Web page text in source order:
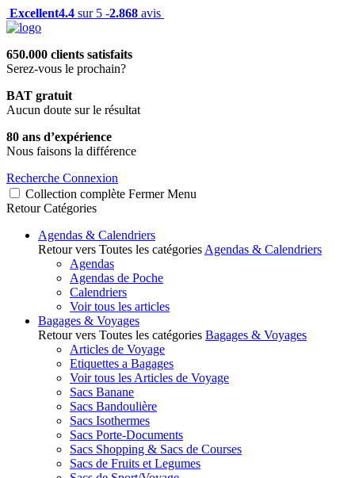
Excellent4.4 sur 5 -2.868 avis
650.000 clients satisfaits
Serez-vous le prochain?
BAT gratuit
Aucun doute sur le résultat
80 ans d’expérience
Nous faisons la différence
Recherche Connexion
Collection complète Fermer Menu
Retour Catégories
Agendas & Calendriers
Retour vers Toutes les catégories Agendas & Calendriers
Agendas
Agendas de Poche
Calendriers
Voir tous les articles
Bagages & Voyages
Retour vers Toutes les catégories Bagages & Voyages
Articles de Voyage
Etiquettes a Bagages
Voir tous les Articles de Voyage
Sacs Banane
Sacs Bandoulière
Sacs Isothermes
Sacs Porte-Documents
Sacs Shopping & Sacs de Courses
Sacs de Fruits et Legumes